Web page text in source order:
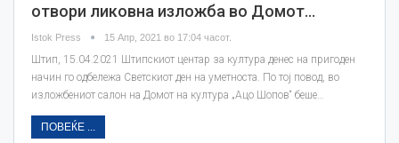
отвори ликовна изложба во Домот…
Istok Press 15 Апр, 2021 во 17:04 часот.
Штип, 15.04.2021 Штипскиот центар за култура денес на пригоден
начин го одбележа Светскиот ден на уметноста. По тој повод, во
изложбениот салон на Домот на култура „Ацо Шопов“ беше…
ПОВЕЌЕ ...